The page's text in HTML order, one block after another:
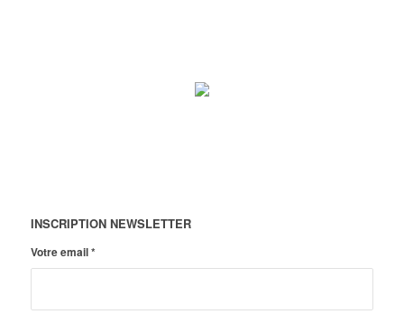
INSCRIPTION NEWSLETTER
Votre email*